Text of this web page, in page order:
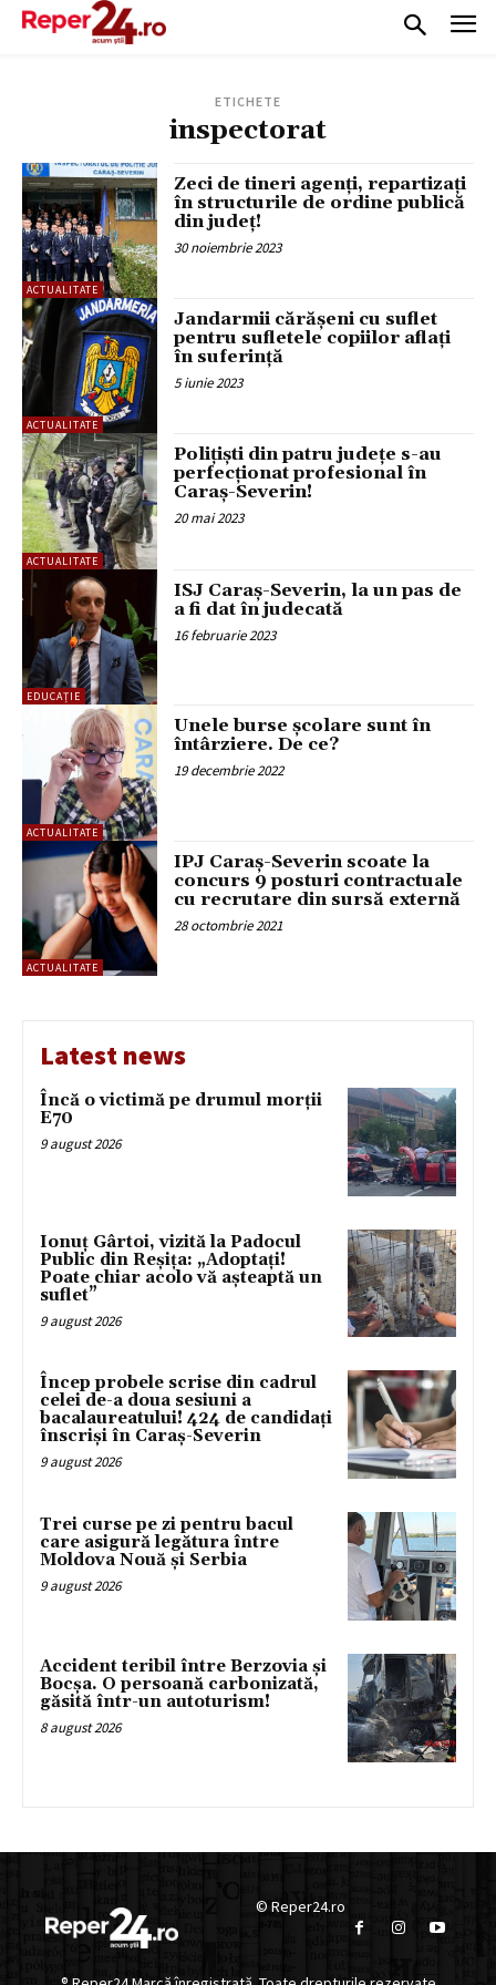
ETICHETE
inspectorat
ACTUALITATE
Zeci de tineri agenți, repartizați
în structurile de ordine publică
din județ!
30 noiembrie 2023
ACTUALITATE
Jandarmii cărășeni cu suflet
pentru sufletele copiilor aflați
în suferință
5 iunie 2023
ACTUALITATE
Polițiști din patru județe s-au
perfecționat profesional în
Caraș-Severin!
20 mai 2023
EDUCAȚIE
ISJ Caraș-Severin, la un pas de
a fi dat în judecată
16 februarie 2023
ACTUALITATE
Unele burse școlare sunt în
întârziere. De ce?
19 decembrie 2022
ACTUALITATE
IPJ Caraș-Severin scoate la
concurs 9 posturi contractuale
cu recrutare din sursă externă
28 octombrie 2021
Latest news
Încă o victimă pe drumul morții
E70
9 august 2026
Ionuț Gârtoi, vizită la Padocul
Public din Reșița: „Adoptați!
Poate chiar acolo vă așteaptă un
suflet”
9 august 2026
Încep probele scrise din cadrul
celei de-a doua sesiuni a
bacalaureatului! 424 de candidați
înscriși în Caraș-Severin
9 august 2026
Trei curse pe zi pentru bacul
care asigură legătura între
Moldova Nouă și Serbia
9 august 2026
Accident teribil între Berzovia și
Bocșa. O persoană carbonizată,
găsită într-un autoturism!
8 august 2026
© Reper24.ro